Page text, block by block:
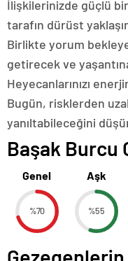
İlişkilerinizde güçlü
tarafın dürüst
Birlikte yorum
getirecek ve
Heyecanlarınızı
Bugün, risklerden
yanıltabileceğini
Başak Burcu
Genel
%70
Aşk
%55